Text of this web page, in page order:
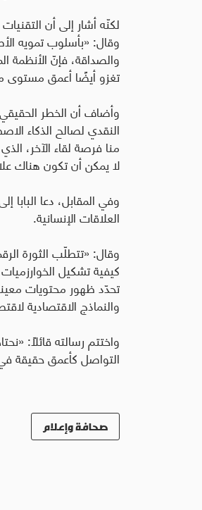
لكنّه أشار إلى أن
وقال: «بأسلوب تمويه
والصداقة، فإنّ الأنظمة
تغزو أيضًا أعمق مستوى
وأضاف أن الخطر الحقيقي
النقدي لصالح الذكاء
منا فرصة لقاء الآخر،
لا يمكن أن تكون هناك
وفي المقابل، دعا
العلاقات الإنسانية.
وقال: «تتطلّب الثورة
كيفية تشكيل
تحدّد ظهور محتويات
والنماذج الاقتصادية
واختتم رسالته قائلاً:
التواصل كأعمق حقيقة في
صحافة وإعلام